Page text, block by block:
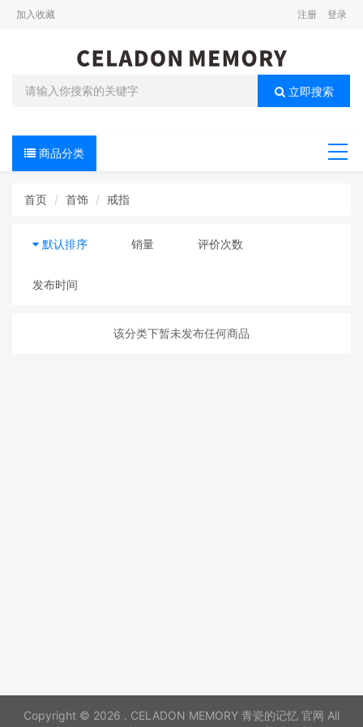
加入收藏 注册 登录
立即搜索
商品分类
首页 首饰 戒指
默认排序 销量 评价次数
发布时间
该分类下暂未发布任何商品
Copyright © 2026 . CELADON MEMORY 青瓷的记忆 官网 All